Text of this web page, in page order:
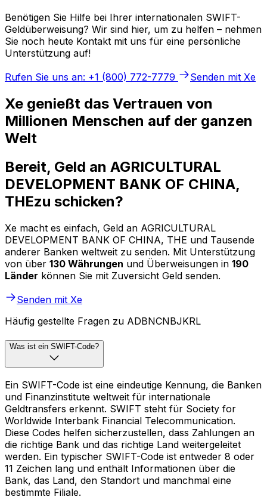
Benötigen Sie Hilfe bei Ihrer internationalen SWIFT-
Geldüberweisung? Wir sind hier, um zu helfen – nehmen
Sie noch heute Kontakt mit uns für eine persönliche
Unterstützung auf!
Rufen Sie uns an: +1 (800) 772-7779
Senden mit Xe
Xe genießt das Vertrauen von
Millionen Menschen auf der ganzen
Welt
Bereit, Geld an AGRICULTURAL
DEVELOPMENT BANK OF CHINA,
THEzu schicken?
Xe macht es einfach, Geld an AGRICULTURAL
DEVELOPMENT BANK OF CHINA, THE und Tausende
anderer Banken weltweit zu senden. Mit Unterstützung
von über 130 Währungen und Überweisungen in 190
Länder können Sie mit Zuversicht Geld senden.
Senden mit Xe
Häufig gestellte Fragen zu ADBNCNBJKRL
Was ist ein SWIFT-Code?
Ein SWIFT-Code ist eine eindeutige Kennung, die Banken
und Finanzinstitute weltweit für internationale
Geldtransfers erkennt. SWIFT steht für Society for
Worldwide Interbank Financial Telecommunication.
Diese Codes helfen sicherzustellen, dass Zahlungen an
die richtige Bank und das richtige Land weitergeleitet
werden. Ein typischer SWIFT-Code ist entweder 8 oder
11 Zeichen lang und enthält Informationen über die
Bank, das Land, den Standort und manchmal eine
bestimmte Filiale.